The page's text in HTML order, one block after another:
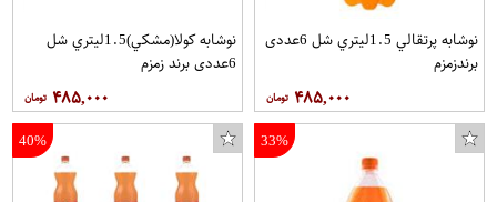
نوشابه پرتقالي 1.5ليتري شل 6عددی
برندزمزم
۴۸۵,۰۰۰
نوشابه کولا(مشکي)1.5ليتري شل
6عددی برند زمزم
۴۸۵,۰۰۰
33%
40%